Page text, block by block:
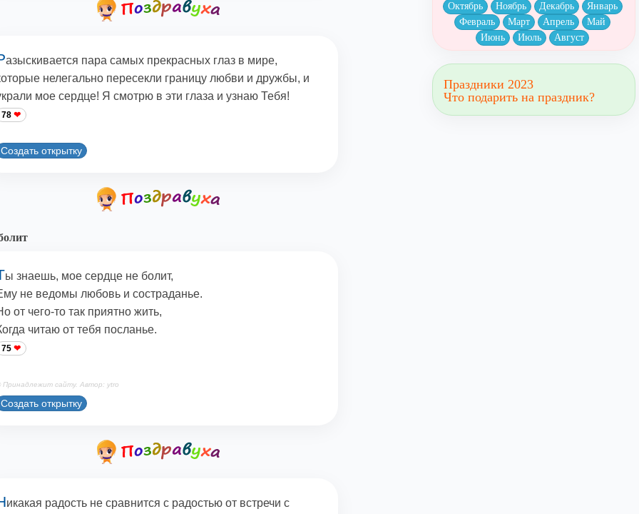
азыскивается пара самых прекрасных глаз в мире,
нелегально пересекли границу любви и дружбы, и
мое сердце! Я смотрю в эти глаза и узнаю Тебя!
78
Создать открытку
ы знаешь, мое сердце не болит,
не ведомы любовь и состраданье.
от чего-то так приятно жить,
читаю от тебя посланье.
75
Принадлежит сайту. Автор: ytro
Создать открытку
икакая радость не сравнится с радостью от встречи с
Октябрь Ноябрь Декабрь
Январь
Февраль
Март Апрель
Май
Июнь
Июль Август
Праздники 2023
Что подарить на праздник?